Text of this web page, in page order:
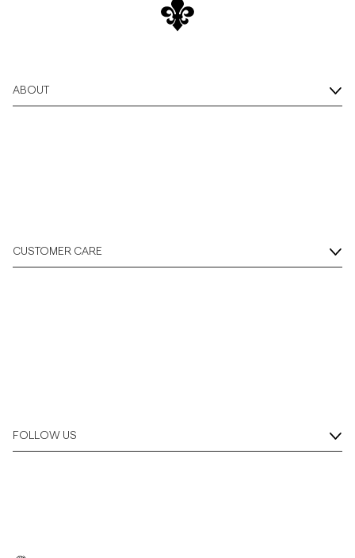
ABOUT
CUSTOMER CARE
FOLLOW US